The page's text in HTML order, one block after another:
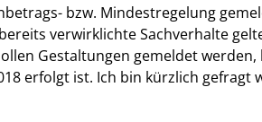
bzw. Mindestregelung
verwirklichte Sachverhalte
Gestaltungen gemeldet
erfolgt ist. Ich bin kürzlich gefragt